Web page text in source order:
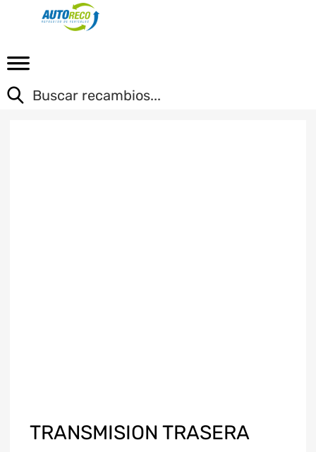
TRANSMISION TRASERA